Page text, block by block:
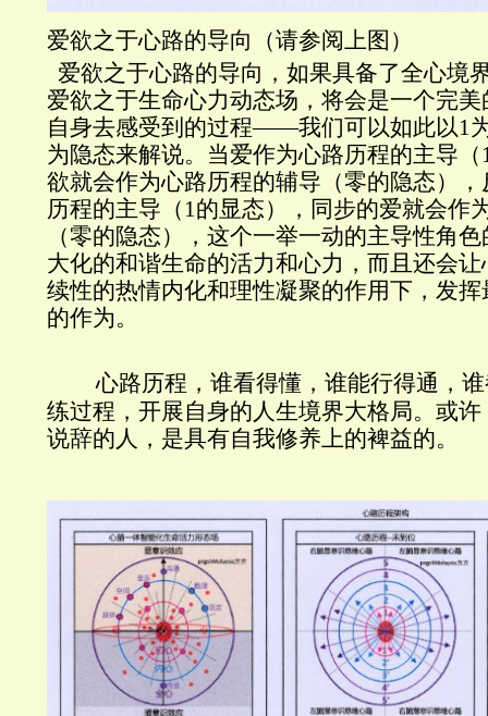
爱欲之于心路的导向（请参阅上图）
爱欲之于心路的导向，如果具备了全心境
爱欲之于生命心力动态场，将会是一个完
自身去感受到的过程——我们可以如此以1
为隐态来解说。当爱作为心路历程的主导（
欲就会作为心路历程的辅导（零的隐态）
历程的主导（ 1的显态），同步的爱就会作
（零的隐态），这个一举一动的主导性角
大化的和谐生命的活力和心力，而且还会
续性的热情内化和理性凝聚的作用下，发
的作为。
心路历程，谁看得懂，谁能行得通，
练过程，开展自身的人生境界大格局。或
说辞的人，是具有自我修养上的裨益的。